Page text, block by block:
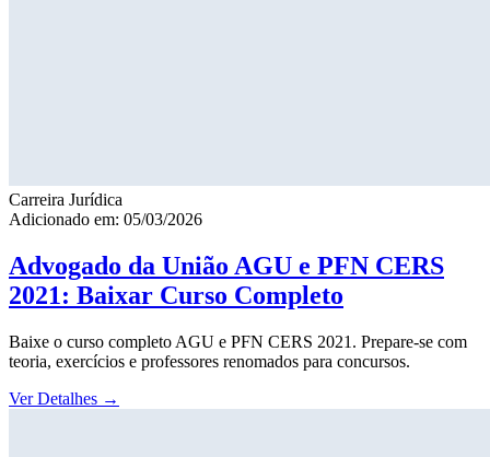
Carreira Jurídica
Adicionado em: 05/03/2026
Advogado da União AGU e PFN CERS
2021: Baixar Curso Completo
Baixe o curso completo AGU e PFN CERS 2021. Prepare-se com
teoria, exercícios e professores renomados para concursos.
Ver Detalhes →